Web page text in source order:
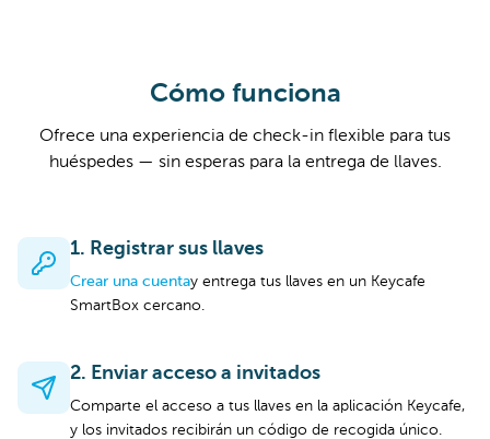
Cómo funciona
Ofrece una experiencia de check-in flexible para tus
huéspedes — sin esperas para la entrega de llaves.
1. Registrar sus llaves
Crear una cuentay entrega tus llaves en un Keycafe
SmartBox cercano.
2. Enviar acceso a invitados
Comparte el acceso a tus llaves en la aplicación Keycafe,
y los invitados recibirán un código de recogida único.